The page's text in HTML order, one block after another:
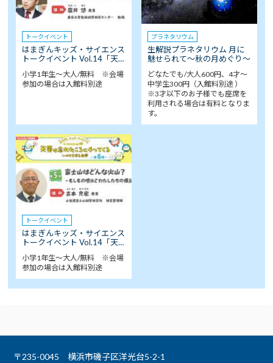
トークイベント
はまぎんキッズ・サイエンス
トークイベント Vol.14「天…
小学1年生～大人/無料 ※会場
参加の場合は入館料別途
プラネタリウム
生解説プラネタリウム 月に
魅せられて～秋の月めぐり～
どなたでも/大人600円、4才～
中学生300円（入館料別途 ）
※3才以下のお子様でも座席を
利用される場合は有料となりま
す。
トークイベント
はまぎんキッズ・サイエンス
トークイベント Vol.14「天…
小学1年生～大人/無料 ※会場
参加の場合は入館料別途
〒235-0045 横浜市磯子区洋光台5-2-1